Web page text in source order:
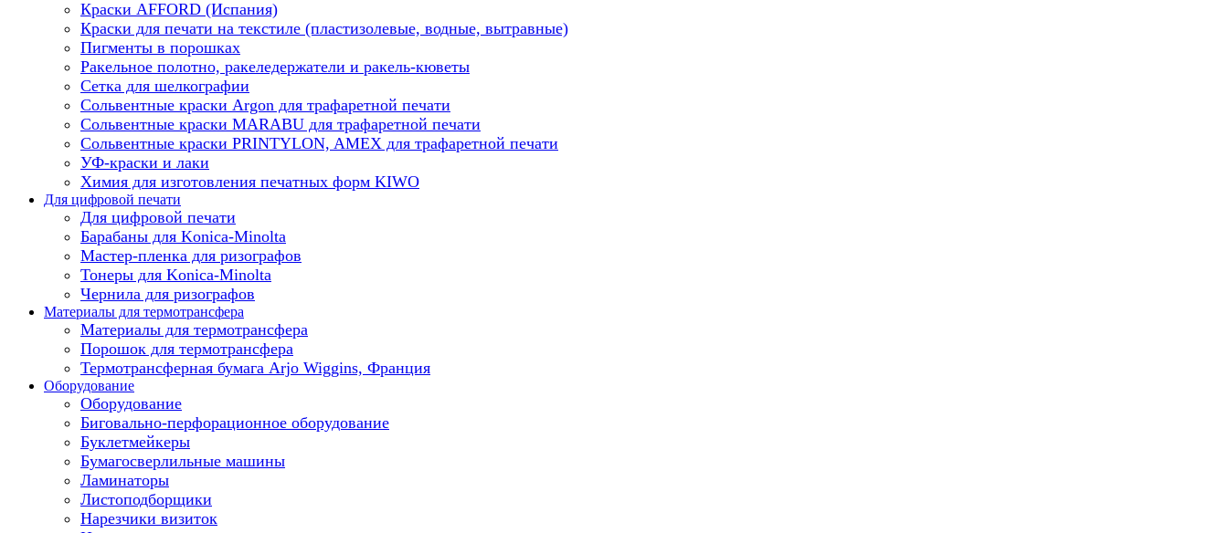
Краски AFFORD (Испания)
Краски для печати на текстиле (пластизолевые, водные, вытравные)
Пигменты в порошках
Ракельное полотно, ракеледержатели и ракель-кюветы
Сетка для шелкографии
Сольвентные краски Argon для трафаретной печати
Сольвентные краски MARABU для трафаретной печати
Сольвентные краски PRINTYLON, AMEX для трафаретной печати
УФ-краски и лаки
Химия для изготовления печатных форм KIWO
Для цифровой печати
Для цифровой печати
Барабаны для Konica-Minolta
Мастер-пленка для ризографов
Тонеры для Konica-Minolta
Чернила для ризографов
Материалы для термотрансфера
Материалы для термотрансфера
Порошок для термотрансфера
Термотрансферная бумага Arjo Wiggins, Франция
Оборудование
Оборудование
Биговально-перфорационное оборудование
Буклетмейкеры
Бумагосверлильные машины
Ламинаторы
Листоподборщики
Нарезчики визиток